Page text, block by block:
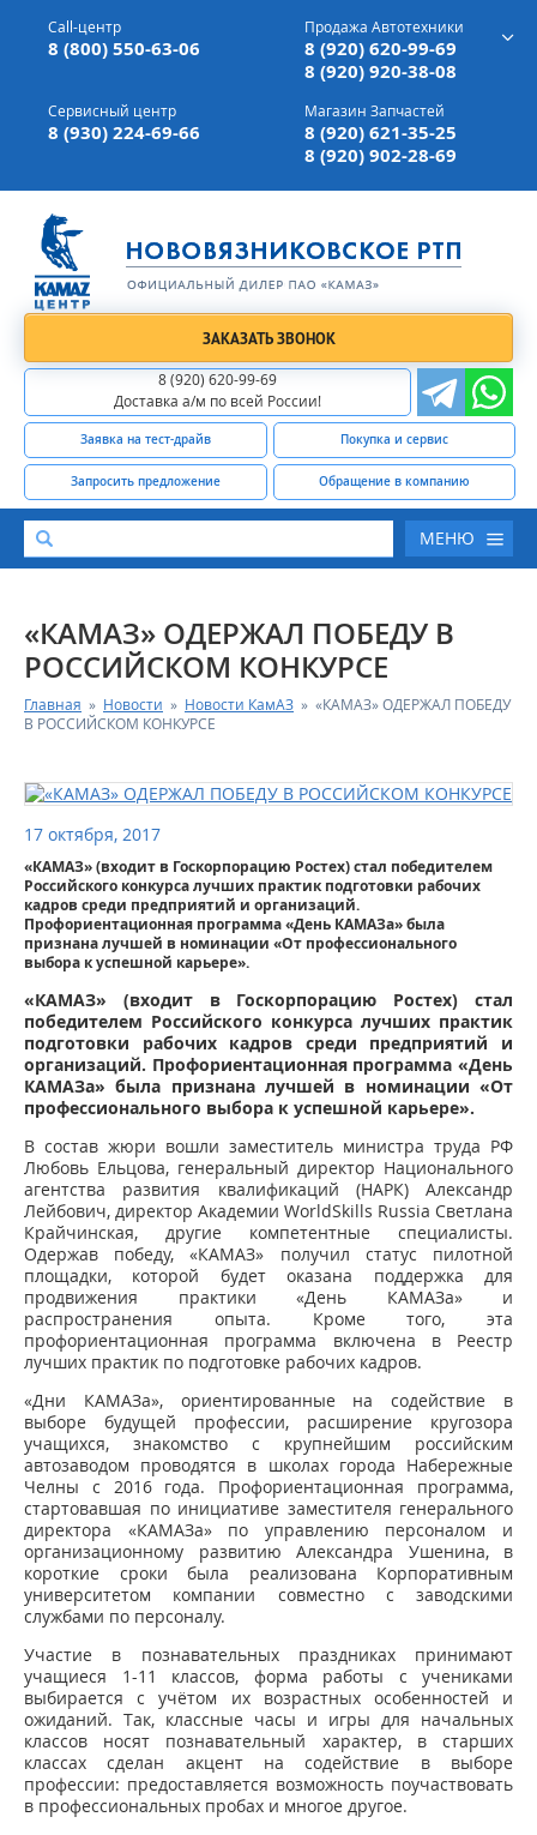
г. Вязники,ул. Механизаторов, д 90
Доставка а/м,по всей России
Call-центр
8 (800) 550-63-06
Продажа Автотехники
8 (920) 620-99-69
8 (920) 920-38-08
Сервисный центр
8 (930) 224-69-66
Магазин Запчастей
8 (920) 621-35-25
8 (920) 902-28-69
ЗАКАЗАТЬ ЗВОНОК
8 (920) 620-99-69
Доставка а/м по всей России!
Заявка на тест-драйв Покупка и сервис
Запросить предложение Обращение в компанию
МЕНЮ
КАТАЛОГ АВТОТЕХНИКИ
ЗАПАСНЫЕ ЧАСТИ
РЕМОНТ ДВИГАТЕЛЕЙ КАМАЗ
ФИНАНСОВЫЙ СЕРВИС
ФОТОГАЛЕРЕЯ
КОНТАКТНАЯ ИНФОРМАЦИЯ
«КАМАЗ» ОДЕРЖАЛ ПОБЕДУ В
РОССИЙСКОМ КОНКУРСЕ
Главная » Новости » Новости КамАЗ » «КАМАЗ» ОДЕРЖАЛ ПОБЕДУ
В РОССИЙСКОМ КОНКУРСЕ
17 октября, 2017
«КАМАЗ» (входит в Госкорпорацию Ростех) стал победителем
Российского конкурса лучших практик подготовки рабочих
кадров среди предприятий и организаций.
Профориентационная программа «День КАМАЗа» была
признана лучшей в номинации «От профессионального
выбора к успешной карьере».
«КАМАЗ» (входит в Госкорпорацию Ростех) стал
победителем Российского конкурса лучших практик
подготовки рабочих кадров среди предприятий и
организаций. Профориентационная программа «День
КАМАЗа» была признана лучшей в номинации «От
профессионального выбора к успешной карьере».
В состав жюри вошли заместитель министра труда РФ
Любовь Ельцова, генеральный директор Национального
агентства развития квалификаций (НАРК) Александр
Лейбович, директор Академии WorldSkills Russia Светлана
Крайчинская, другие компетентные специалисты.
Одержав победу, «КАМАЗ» получил статус пилотной
площадки, которой будет оказана поддержка для
продвижения практики «День КАМАЗа» и
распространения опыта. Кроме того, эта
профориентационная программа включена в Реестр
лучших практик по подготовке рабочих кадров.
«Дни КАМАЗа», ориентированные на содействие в
выборе будущей профессии, расширение кругозора
учащихся, знакомство с крупнейшим российским
автозаводом проводятся в школах города Набережные
Челны с 2016 года. Профориентационная программа,
стартовавшая по инициативе заместителя генерального
директора «КАМАЗа» по управлению персоналом и
организационному развитию Александра Ушенина, в
короткие сроки была реализована Корпоративным
университетом компании совместно с заводскими
службами по персоналу.
Участие в познавательных праздниках принимают
учащиеся 1-11 классов, форма работы с учениками
выбирается с учётом их возрастных особенностей и
ожиданий. Так, классные часы и игры для начальных
классов носят познавательный характер, в старших
классах сделан акцент на содействие в выборе
профессии: предоставляется возможность поучаствовать
в профессиональных пробах и многое другое.